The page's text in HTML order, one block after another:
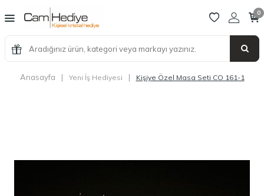
0
Anasayfa | Yeni İş Hediyesi | Kişiye Özel Masa Seti CO 161-1